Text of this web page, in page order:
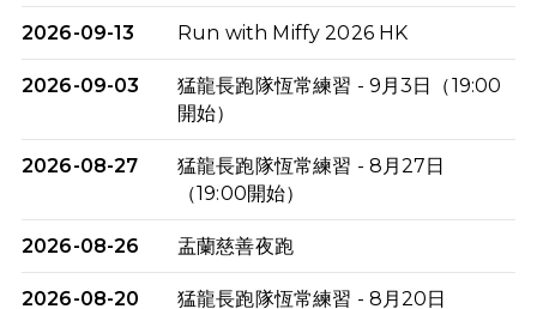
2026-09-13 Run with Miffy 2026 HK
2026-09-03
猛龍長跑隊恆常練習 - 9月3日（19:00
開始）
2026-08-27
猛龍長跑隊恆常練習 - 8月27日
（19:00開始）
2026-08-26 盂蘭慈善夜跑
2026-08-20
猛龍長跑隊恆常練習 - 8月20日